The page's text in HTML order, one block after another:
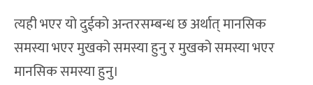
त्यही भएर यो दुईको अन्तरसम्बन्ध छ अर्थात् मानसिक
समस्या भएर मुखको समस्या हुनु र मुखको समस्या भएर
मानसिक समस्या हुनु।